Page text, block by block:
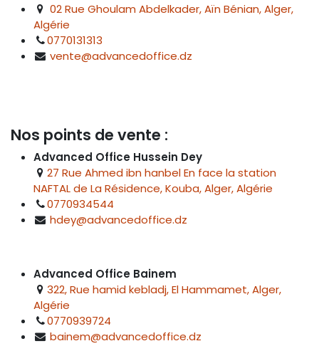
02 Rue Ghoulam Abdelkader, Aïn Bénian, Alger,
Algérie
0770131313
vente@advancedoffice.dz
Nos points de vente :
Advanced Office Hussein Dey
27 Rue Ahmed ibn hanbel En face la station
NAFTAL de La Résidence, Kouba, Alger, Algérie
0770934544
hdey@advancedoffice.dz
Advanced Office Bainem
322, Rue hamid kebladj, El Hammamet, Alger,
Algérie
0770939724
bainem@advancedoffice.dz